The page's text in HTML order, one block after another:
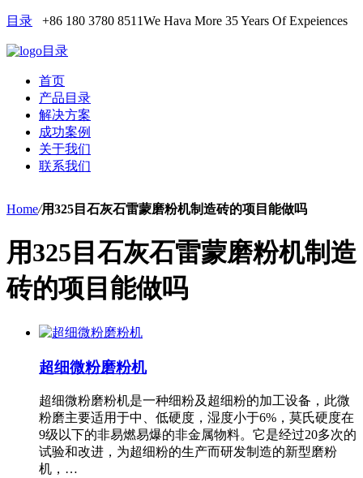
目录 +86 180 3780 8511We Hava More 35 Years Of Expeiences
目录
首页
产品目录
解决方案
成功案例
关于我们
联系我们
Home/用325目石灰石雷蒙磨粉机制造砖的项目能做吗
用325目石灰石雷蒙磨粉机制造
砖的项目能做吗
超细微粉磨粉机
超细微粉磨粉机是一种细粉及超细粉的加工设备，此微
粉磨主要适用于中、低硬度，湿度小于6%，莫氏硬度在
9级以下的非易燃易爆的非金属物料。它是经过20多次的
试验和改进，为超细粉的生产而研发制造的新型磨粉
机，…